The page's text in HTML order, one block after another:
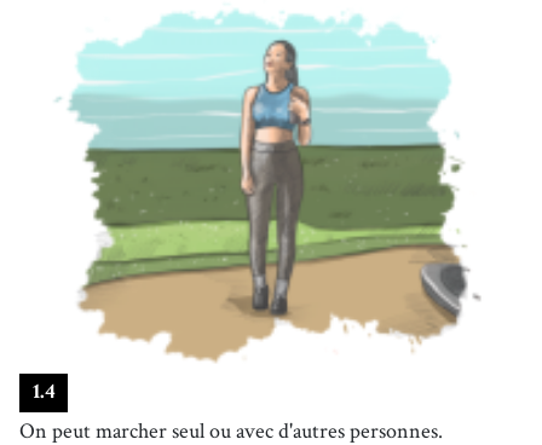
1.4
On peut marcher seul ou avec d'autres personnes.